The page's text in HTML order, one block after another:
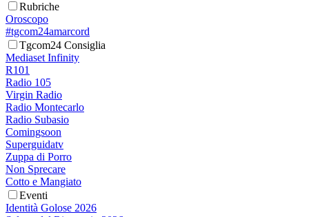
Rubriche
Oroscopo
#tgcom24amarcord
Tgcom24 Consiglia
Mediaset Infinity
R101
Radio 105
Virgin Radio
Radio Montecarlo
Radio Subasio
Comingsoon
Superguidatv
Zuppa di Porro
Non Sprecare
Cotto e Mangiato
Eventi
Identità Golose 2026